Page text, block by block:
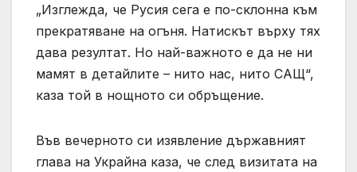
„Изглежда, че Русия сега е по-склонна към
прекратяване на огъня. Натискът върху тях
дава резултат. Но най-важното е да не ни
мамят в детайлите – нито нас, нито САЩ“,
каза той в нощното си обръщение.
Във вечерното си изявление държавният
глава на Украйна каза, че след визитата на